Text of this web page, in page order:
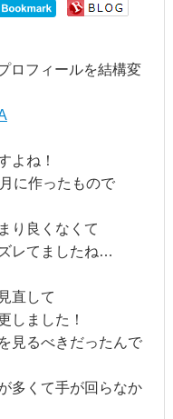
ロフィールを結構変
よね！
に作ったもので
り良くなくて
レてましたね…
直して
しました！
見るべきだったんで
多くて手が回らなか